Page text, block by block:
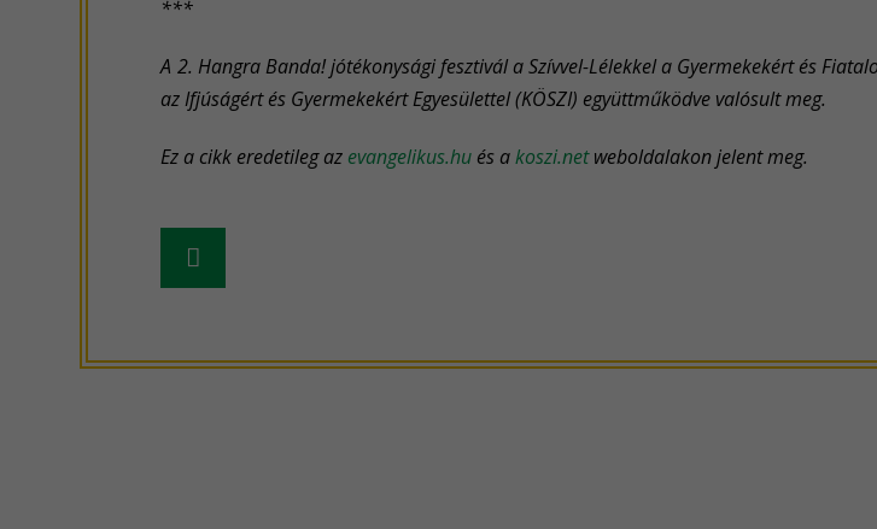
***
A 2. Hangra Banda! jótékonysági fesztivál a Szívvel-Lélekkel a Gyermekekért és
az Ifjúságért és Gyermekekért Egyesülettel (KÖSZI) együttműködve valósult meg.
Ez a cikk eredetileg az evangelikus.hu és akoszi.netweboldalakon jelent meg.
Frissebb
hír